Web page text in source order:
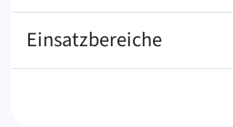
Einsatzbereiche